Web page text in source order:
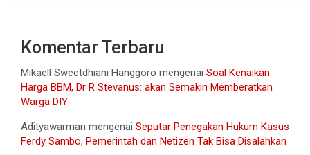
Komentar Terbaru
Mikaell Sweetdhiani Hanggoro mengenai Soal Kenaikan
Harga BBM, Dr R Stevanus: akan Semakin Memberatkan
Warga DIY
Adityawarman mengenai Seputar Penegakan Hukum Kasus
Ferdy Sambo, Pemerintah dan Netizen Tak Bisa Disalahkan